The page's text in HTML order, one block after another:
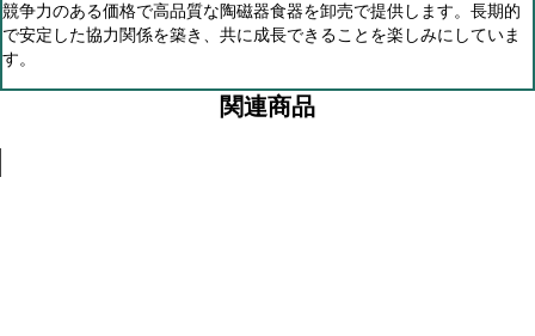
競争力のある価格で高品質な陶磁器食器を卸売で提供します。長期的
で安定した協力関係を築き、共に成長できることを楽しみにしていま
す。
関連商品